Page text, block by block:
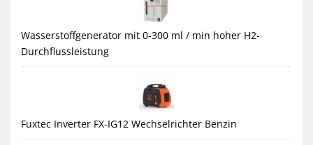
Wasserstoffgenerator mit 0-300 ml / min hoher H2-
Durchflussleistung
Fuxtec Inverter FX-IG12 Wechselrichter Benzin